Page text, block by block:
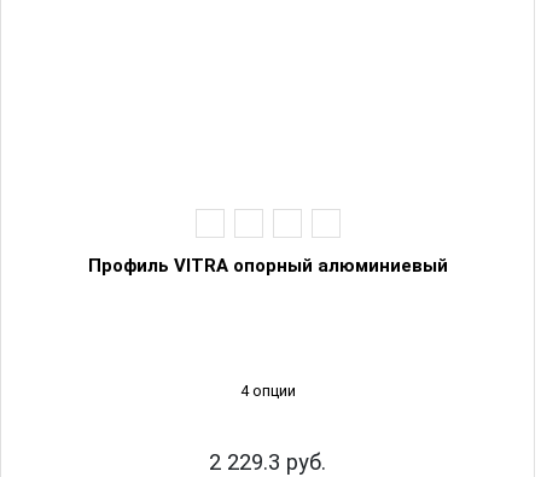
Профиль VITRA опорный алюминиевый
4 опции
2 229.3 руб.